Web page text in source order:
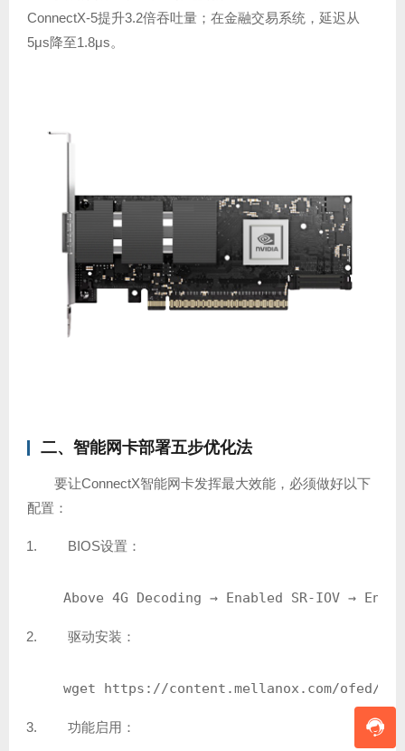
ConnectX-5提升3.2倍吞吐量；在金融交易系统，延迟从
5μs降至1.8μs。
二、智能网卡部署五步优化法
要让ConnectX智能网卡发挥最大效能，必须做好以下
配置：
BIOS设置：
Above 4G Decoding → Enabled SR-IOV →
驱动安装：
wget https://content.mellanox.com/ofed/
功能启用：